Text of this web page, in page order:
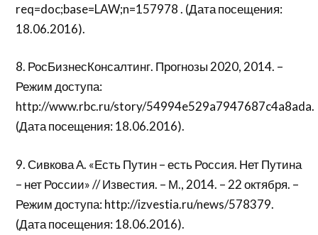
req=doc;base=LAW;n=157978 . (Дата посещения:
18.06.2016).
8. РосБизнесКонсалтинг. Прогнозы 2020, 2014. –
Режим доступа:
http://www.rbc.ru/story/54994e529a7947687c4a8ada.
(Дата посещения: 18.06.2016).
9. Сивкова А. «Есть Путин – есть Россия. Нет Путина
– нет России» // Известия. – М., 2014. – 22 октября. –
Режим доступа: http://izvestia.ru/news/578379.
(Дата посещения: 18.06.2016).